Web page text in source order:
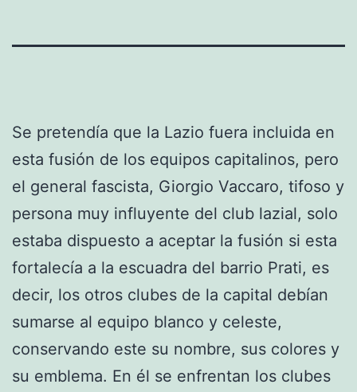
Se pretendía que la Lazio fuera incluida en
esta fusión de los equipos capitalinos, pero
el general fascista, Giorgio Vaccaro, tifoso y
persona muy influyente del club lazial, solo
estaba dispuesto a aceptar la fusión si esta
fortalecía a la escuadra del barrio Prati, es
decir, los otros clubes de la capital debían
sumarse al equipo blanco y celeste,
conservando este su nombre, sus colores y
su emblema. En él se enfrentan los clubes